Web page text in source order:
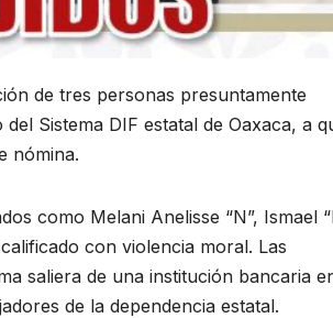
de tres personas presuntamente
Sistema DIF estatal de Oaxaca, a
nómina.
como Melani Anelisse “N”, Ismael
con violencia moral. Las
saliera de una institución bancaria
de la dependencia estatal.